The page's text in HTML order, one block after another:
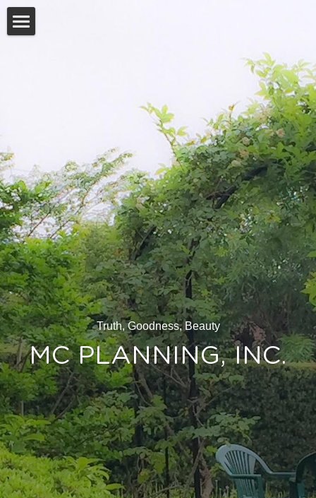
Future
Mission
History
Visionary
Seminars
Books
Contact
Truth, Goodness, Beauty
MC PLANNING, INC.